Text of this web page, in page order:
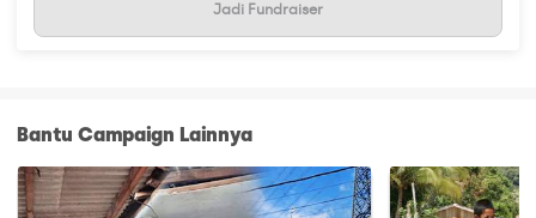
Terima kasih banyak #TemanBaik, semoga Al Quran yang
Jadi Fundraiser
Bantu Campaign Lainnya